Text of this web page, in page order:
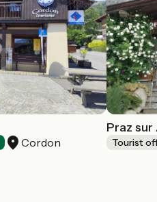
Cordon
Praz
Tourist